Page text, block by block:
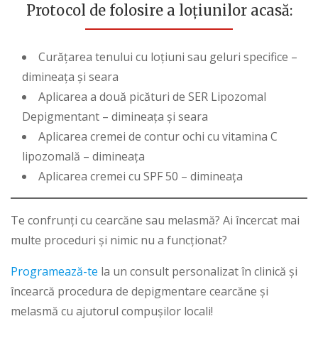
Protocol de folosire a loțiunilor acasă:
Curățarea tenului cu loțiuni sau geluri specifice –
dimineața și seara
Aplicarea a două picături de SER Lipozomal
Depigmentant – dimineața și seara
Aplicarea cremei de contur ochi cu vitamina C
lipozomală – dimineața
Aplicarea cremei cu SPF 50 – dimineața
Te confrunți cu cearcăne sau melasmă? Ai încercat mai
multe proceduri și nimic nu a funcționat?
Programează-te la un consult personalizat în clinică și
încearcă procedura de depigmentare cearcăne și
melasmă cu ajutorul compușilor locali!